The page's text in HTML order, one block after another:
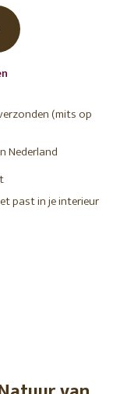
(mits op
Nederland
past in je interieur